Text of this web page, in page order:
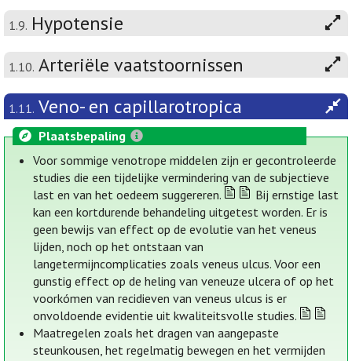
1.9. Hypotensie
1.10. Arteriële vaatstoornissen
1.11. Veno- en capillarotropica
Plaatsbepaling
Voor sommige venotrope middelen zijn er gecontroleerde
studies die een tijdelijke vermindering van de subjectieve
last en van het oedeem suggereren.
Bij ernstige last
kan een kortdurende behandeling uitgetest worden. Er is
geen bewijs van effect op de evolutie van het veneus
lijden, noch op het ontstaan van
langetermijncomplicaties zoals veneus ulcus. Voor een
gunstig effect op de heling van veneuze ulcera of op het
voorkómen van recidieven van veneus ulcus is er
onvoldoende evidentie uit kwaliteitsvolle studies.
Maatregelen zoals het dragen van aangepaste
steunkousen, het regelmatig bewegen en het vermijden